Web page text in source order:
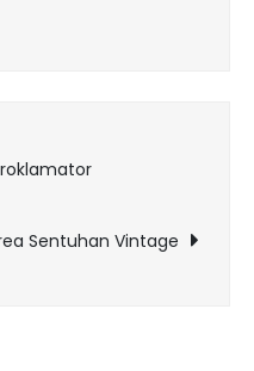
Sentuhan Vintage